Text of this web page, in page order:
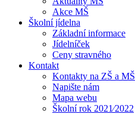
Akce MŠ
Školní jídelna
Základní informace
Jídelníček
Ceny stravného
Kontakt
Kontakty na ZŠ a MŠ
Napište nám
Mapa webu
Školní rok 2021⁄2022